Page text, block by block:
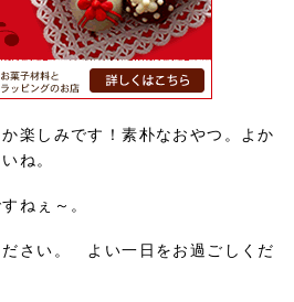
楽しみです！素朴なおやつ。よか
ね。
ねぇ～。
さい。 よい一日をお過ごしくだ